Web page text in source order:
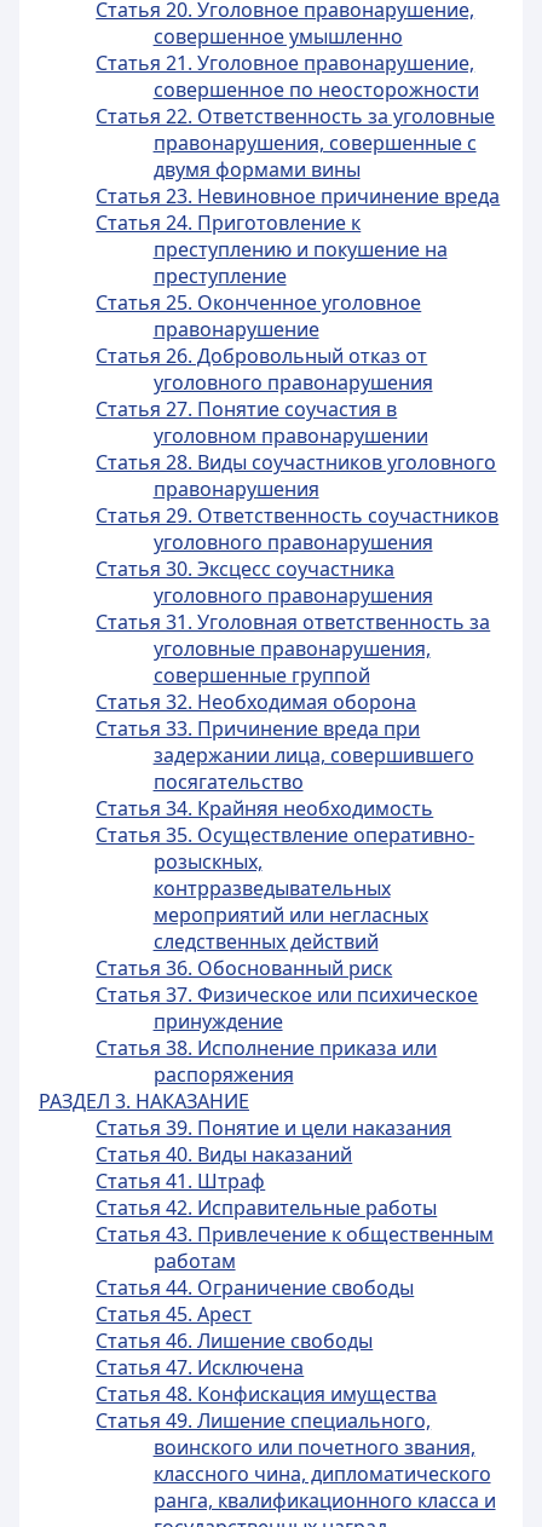
Статья 20. Уголовное правонарушение,
совершенное умышленно
Статья 21. Уголовное правонарушение,
совершенное по неосторожности
Статья 22. Ответственность за уголовные
правонарушения, совершенные с
двумя формами вины
Статья 23. Невиновное причинение вреда
Статья 24. Приготовление к
преступлению и покушение на
преступление
Статья 25. Оконченное уголовное
правонарушение
Статья 26. Добровольный отказ от
уголовного правонарушения
Статья 27. Понятие соучастия в
уголовном правонарушении
Статья 28. Виды соучастников уголовного
правонарушения
Статья 29. Ответственность соучастников
уголовного правонарушения
Статья 30. Эксцесс соучастника
уголовного правонарушения
Статья 31. Уголовная ответственность за
уголовные правонарушения,
совершенные группой
Статья 32. Необходимая оборона
Статья 33. Причинение вреда при
задержании лица, совершившего
посягательство
Статья 34. Крайняя необходимость
Статья 35. Осуществление оперативно-
розыскных,
контрразведывательных
мероприятий или негласных
следственных действий
Статья 36. Обоснованный риск
Статья 37. Физическое или психическое
принуждение
Статья 38. Исполнение приказа или
распоряжения
РАЗДЕЛ 3. НАКАЗАНИЕ
Статья 39. Понятие и цели наказания
Статья 40. Виды наказаний
Статья 41. Штраф
Статья 42. Исправительные работы
Статья 43. Привлечение к общественным
работам
Статья 44. Ограничение свободы
Статья 45. Арест
Статья 46. Лишение свободы
Статья 47. Исключена
Статья 48. Конфискация имущества
Статья 49. Лишение специального,
воинского или почетного звания,
классного чина, дипломатического
ранга, квалификационного класса и